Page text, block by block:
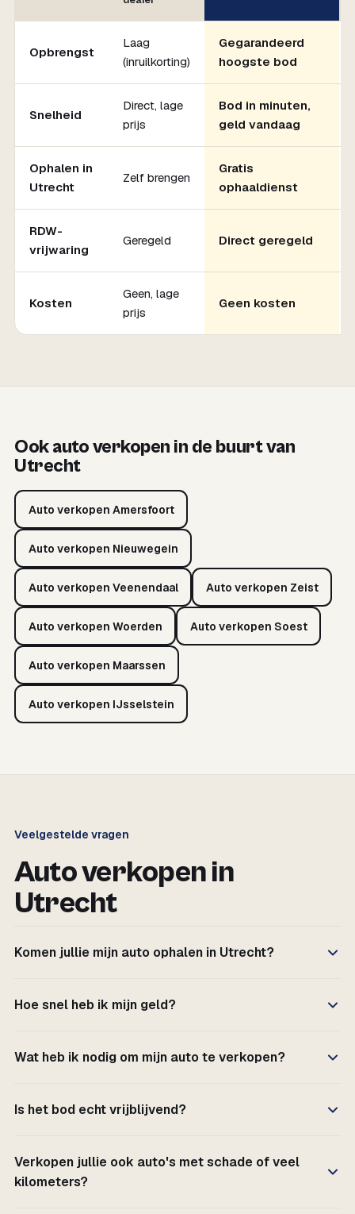
Opbrengst
Laag
(inruilkorting)
Gegarandeerd
hoogste bod
Snelheid
Direct, lage
prijs
Bod in minuten,
geld vandaag
Ophalen in
Utrecht
Zelf brengen
Gratis
ophaaldienst
RDW-
vrijwaring
Geregeld Direct geregeld
Kosten
Geen, lage
prijs
Geen kosten
Ook auto verkopen in de buurt van
Utrecht
Auto verkopen Amersfoort
Auto verkopen Nieuwegein
Auto verkopen Veenendaal Auto verkopen Zeist
Auto verkopen Woerden Auto verkopen Soest
Auto verkopen Maarssen
Auto verkopen IJsselstein
Veelgestelde vragen
Auto verkopen in
Utrecht
Komen jullie mijn auto ophalen in Utrecht?
Hoe snel heb ik mijn geld?
Wat heb ik nodig om mijn auto te verkopen?
Is het bod echt vrijblijvend?
Verkopen jullie ook auto's met schade of veel
kilometers?